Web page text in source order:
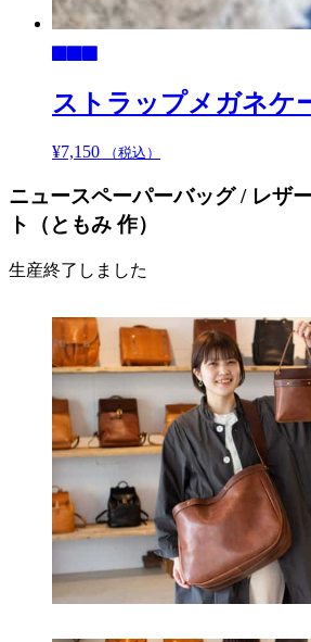
品
ペ
か
ら
択
ストラップメガネケ
¥7,150 （税込）
商
の
バ
リ
エ
ー
シ
ョ
ン
が
あ
り
ま
す。
ニュースペーパーバッグ / レザ
ト（ともみ 作）
生産終了しました